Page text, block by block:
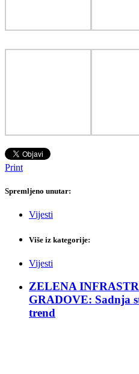
Print
Spremljeno unutar:
Vijesti
Više iz kategorije:
Vijesti
ZELENA
GRADOVE: Sadnja
trend